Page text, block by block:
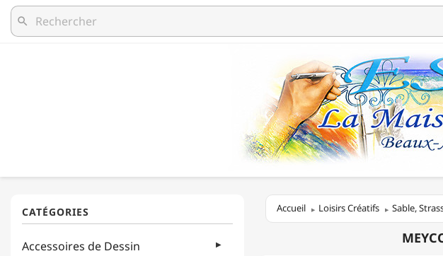
search
Accessoires de Dessin
Accueil Loisirs Créatifs Sable,